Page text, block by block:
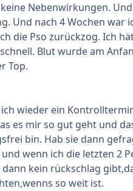
Nebenwirkungen.
Und nach 4 Wochen war
die Pso zurückzog. Ich
Blut wurde am
Top.
wieder ein
es mir so gut geht und
bin. Hab sie dann
wenn ich die letzten 2
dann kein rückschlag
so weit ist.